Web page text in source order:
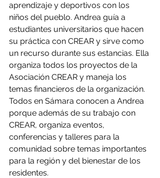
aprendizaje y deportivos con los
niños del pueblo. Andrea guía a
estudiantes universitarios que hacen
su práctica con CREAR y sirve como
un recurso durante sus estancias. Ella
organiza todos los proyectos de la
Asociación CREAR y maneja los
temas financieros de la organización.
Todos en Sámara conocen a Andrea
porque además de su trabajo con
CREAR, organiza eventos,
conferencias y talleres para la
comunidad sobre temas importantes
para la región y del bienestar de los
residentes.